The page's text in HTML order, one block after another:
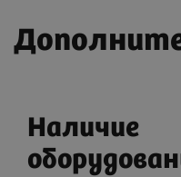
Наличие